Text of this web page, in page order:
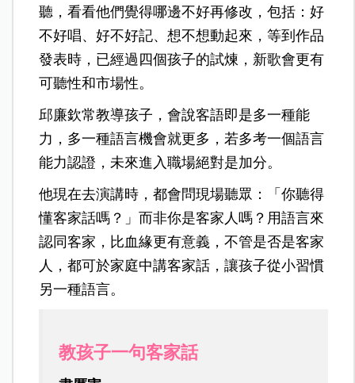
聽，看看他們覺得哪邊不好再修改，包括：好
不好唱、好不好記、想不想動起來，等到作品
發表時，已經過四個孩子的試煉，新歌會更有
可聽性和市場性。
邱廉欽常教導孩子，會說客語即是多一種能
力，多一種語言機會就更多，若多考一個語言
能力認證，未來進入職場絕對是加分。
他現在去演講時，都會問現場聽眾：「你聽得
懂客家話嗎？」而非你是客家人嗎？用語言來
認同客家，比血緣更有意義，不管是否是客家
人，都可於家庭中講客家話，讓孩子從小習慣
另一種語言。
教孩子一句客家話